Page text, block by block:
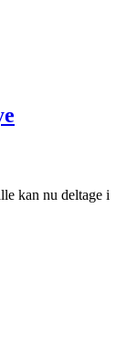
kan nu deltage i